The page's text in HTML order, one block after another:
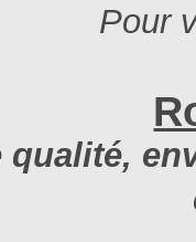
Pour
qualité,